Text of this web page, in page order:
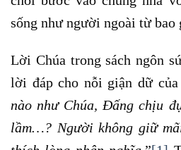
sống như người ngoài từ bao
Lời Chúa trong sách ngôn
lời đáp cho nỗi giận dữ
nào như Chúa, Đấngchịu
lầm…? Người không giữ